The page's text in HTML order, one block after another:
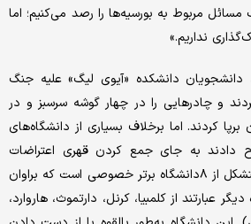
مسائل مربوط به بورسیه‌ها را رصد می‌کنیم؛ اما
نداریم.»
دانشجویان دانشکده «آیوی لیگ» علیه جنگ
و چادرهایی را در چهار گوشه سرسبز و در
کردند. اما برخلاف بسیاری از دانشگاه‌های
دادند به جای جمع کردن قهری اعتراضات
مذاکره کنند. «آیوی لیگ» متشکل از ۸دانشگاه برتر خصوصی است که براوان
(۷ دانشگاه دیگر عبارتند از کلمبیا، کرنل، دارتموث، هاروارد،